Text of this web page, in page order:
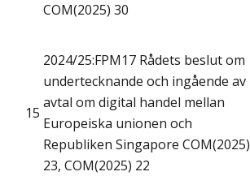
COM(2025) 30
15
2024/25:FPM17 Rådets beslut om
undertecknande och ingående av
avtal om digital handel mellan
Europeiska unionen och
Republiken Singapore COM(2025)
23, COM(2025) 22